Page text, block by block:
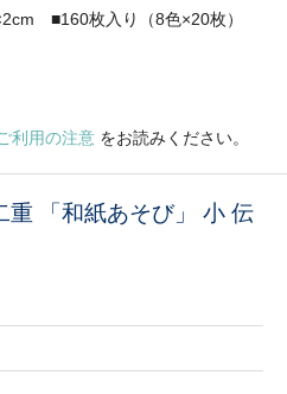
■160枚入り（8色×20枚）
利用の注意 をお読みください。
「和紙あそび」 小 伝